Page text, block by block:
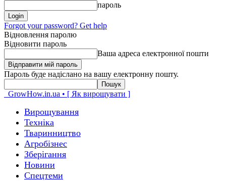
пароль
Forgot your password? Get help
Відновлення паролю
Відновити пароль
Ваша адреса електронної пошти
Пароль буде надіслано на вашу електронну пошту.
GrowHow.in.ua • [ Як вирощувати ]
Вирощування
Техніка
Тваринництво
Агробізнес
Зберігання
Новини
Спецтеми